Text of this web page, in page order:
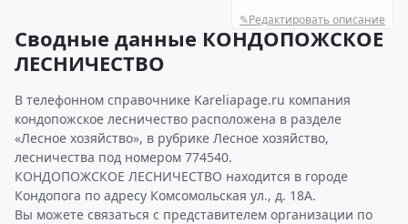
✎Редактировать описание
Сводные данные КОНДОПОЖСКОЕ
ЛЕСНИЧЕСТВО
В телефонном справочнике Kareliapage.ru компания
кондопожское лесничество расположена в разделе
«Лесное хозяйство», в рубрике Лесное хозяйство,
лесничества под номером 774540.
КОНДОПОЖСКОЕ ЛЕСНИЧЕСТВО находится в городе
Кондопога по адресу Комсомольская ул., д. 18А.
Вы можете связаться с представителем организации по